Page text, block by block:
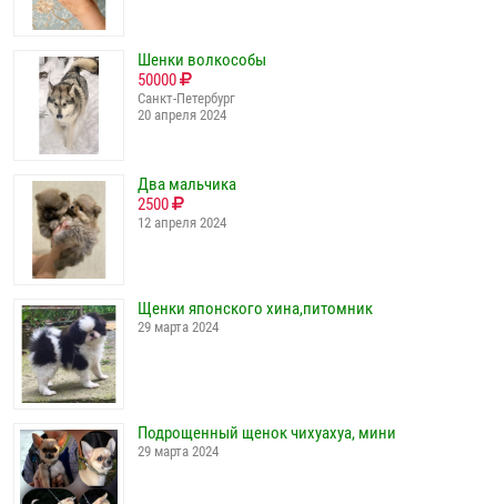
Шенки волкособы
50000
Санкт-Петербург
20 апреля 2024
Два мальчика
2500
12 апреля 2024
Щенки японского хина,питомник
29 марта 2024
Подрощенный щенок чихуахуа, мини
29 марта 2024